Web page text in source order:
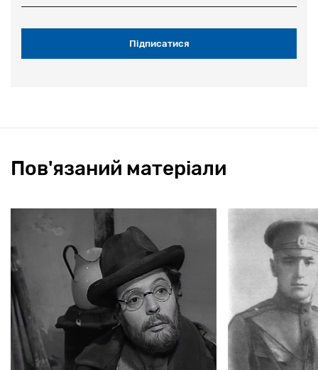
Пов'язаний матеріали